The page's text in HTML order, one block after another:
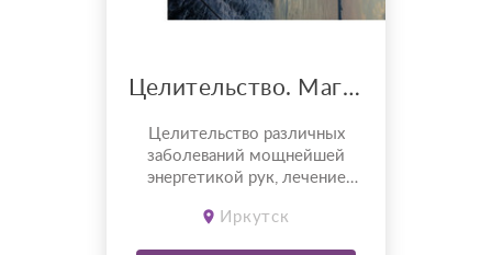
Целительство. Магия
Целительство различных
заболеваний мощнейшей
энергетикой рук, лечение
опорно двигательного
Иркутск